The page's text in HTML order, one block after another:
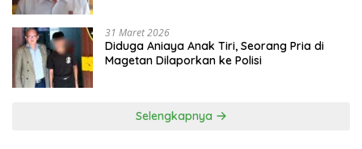
31 Maret 2026
Diduga Aniaya Anak Tiri, Seorang Pria di
Magetan Dilaporkan ke Polisi
Selengkapnya